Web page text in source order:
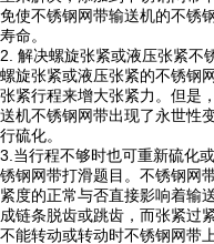
免使不锈钢网带输送机的不锈
寿命。
2. 解决螺旋张紧或液压张紧不
螺旋张紧或液压张紧的不锈钢
张紧行程来增大张紧力。但是
送机不锈钢网带出现了永世性
行硫化。
3.当行程不够时也可重新硫化
锈钢网带打滑题目。不锈钢网
紧度的正常与否直接影响着输
成链条脱齿或跳齿，而张紧过
不能转动或转动时不锈钢网带